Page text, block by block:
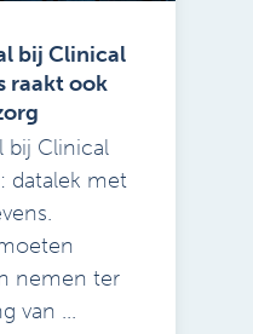
bij Clinical
raakt ook
bij Clinical
datalek met
nemen ter
van ...